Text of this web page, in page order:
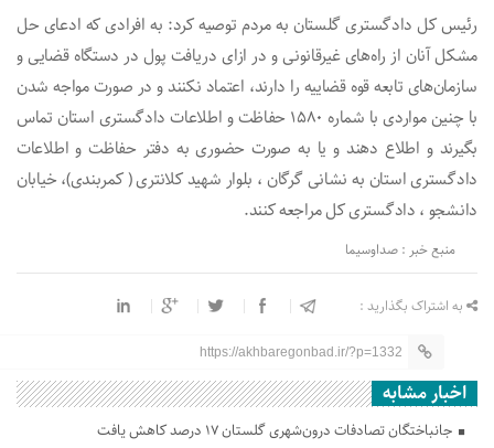
رئیس کل دادگستری گلستان به مردم توصیه کرد: به افرادی که ادعای حل
مشکل آنان از راه‌های غیرقانونی و در ازای دریافت پول در دستگاه قضایی و
سازمان‌های تابعه قوه قضاییه را دارند، اعتماد نکنند و در صورت مواجه شدن
با چنین مواردی با شماره 1580 حفاظت و اطلاعات دادگستری استان تماس
بگیرند و اطلاع دهند و یا به صورت حضوری به دفتر حفاظت و اطلاعات
دادگستری استان به نشانی گرگان ، بلوار شهید کلانتری ( کمربندی)، خیابان
دانشجو ، دادگستری کل مراجعه کنند.
منبع خبر : صداوسیما
به اشتراک بگذارید :
https://akhbaregonbad.ir/?p=1332
اخبار مشابه
جانباختگان تصادفات درون‌شهری گلستان ۱۷ درصد کاهش یافت